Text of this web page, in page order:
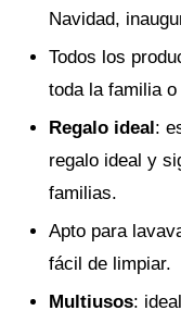
Navidad,
Todos los
toda la familia o
Regalo ideal:
regalo ideal y
familias.
Apto para
fácil de limpiar.
Multiusos: